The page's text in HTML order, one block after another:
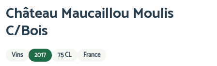
Château Maucaillou Moulis
C/Bois
Vins 2017 75 CL France